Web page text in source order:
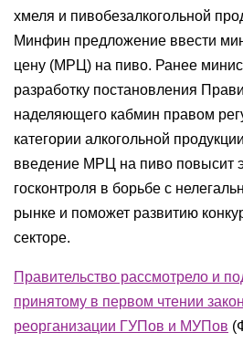
хмеля и пивобезалкогольной
Минфин предложение ввести
цену (МРЦ) на пиво. Ранее
разработку постановления
наделяющего кабмин правом
категории алкогольной
введение МРЦ на пиво повысит
госконтроля в борьбе с
рынке и поможет развитию
секторе.
Правительство рассмотрело и
принятому в первом чтении
реорганизации ГУПов и МУПов